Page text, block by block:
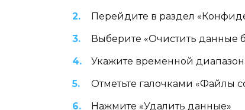
Перейдите в раздел
Выберите «Очистить данные
Укажите временной
Отметьте галочками «Файлы
Нажмите «Удалить данные»